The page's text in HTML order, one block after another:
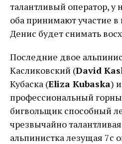
талантливый оператор, у
оба принимают участие в
Денис будет снимать
Последние двое
Касликовский (David
Кубаска (Eliza Kubaska)
профессиональный
бигвольщик способный
чрезвычайно
альпинистка лезущая 7с